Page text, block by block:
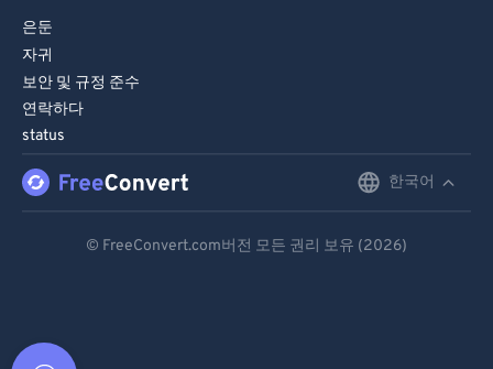
은둔
자귀
보안 및 규정 준수
연락하다
status
한국어
© FreeConvert.com버전 모든 권리 보유 (2026)